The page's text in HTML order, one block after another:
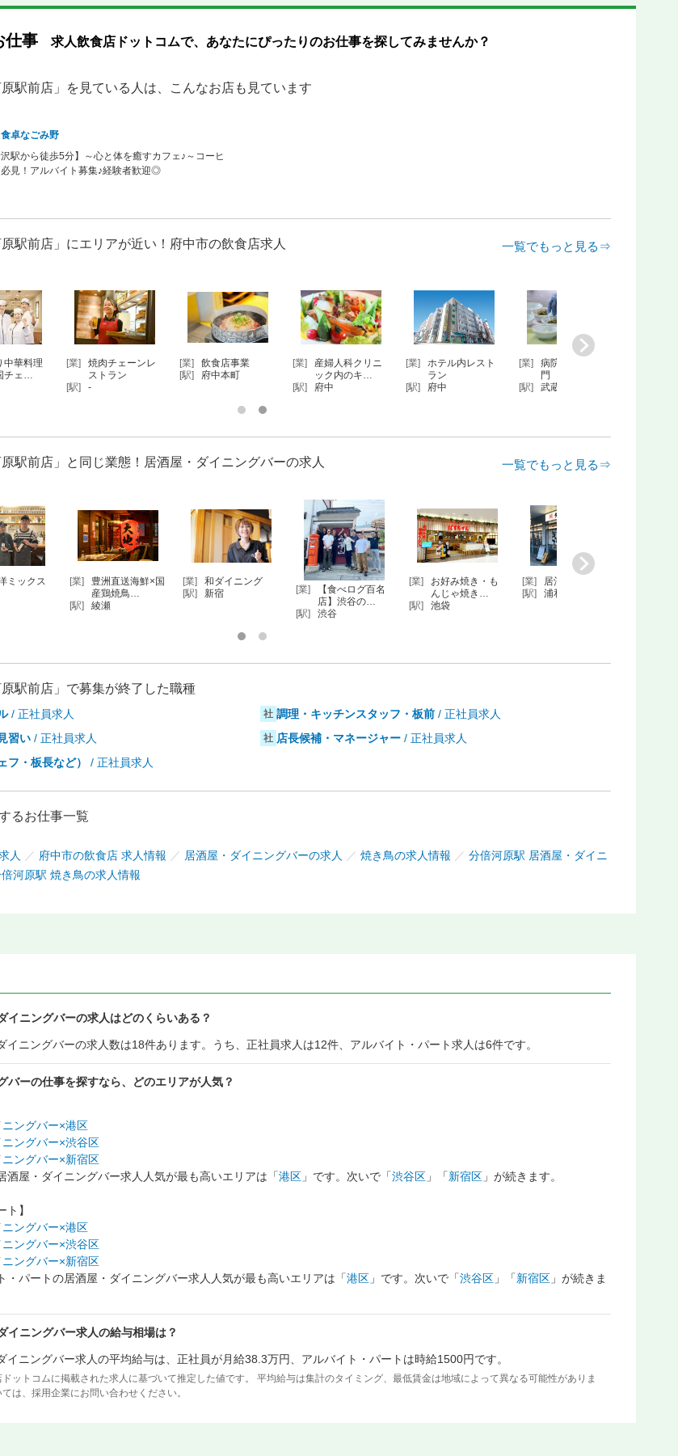
仕事 求人飲食店ドットコムで、あなたにぴったりのお仕事を探してみませんか？
原駅前店」を見ている人は、こんなお店も見ています
卓なごみ野
沢駅から徒歩5分】～心と体を癒すカフェ♪～コーヒ
見！アルバイト募集♪経験者歓迎◎
原駅前店」にエリアが近い！府中市の飲食店求人 一覧でもっと見る⇒
の調理部
台
[業]
毎日子ども食堂
も開催する…
[駅]
府中
[業]
ラーメン・つけ
麺専門店
[業]
ダイニングバ
ー・居酒屋・…
[駅]
府中
[業]
和定食チェーン
（大戸屋）
[駅]
府中
[業]
手作り中華料理
の全国チェ…
[駅]
-
原駅前店」と同じ業態！居酒屋・ダイニングバーの求人 一覧でもっと見る⇒
[業]
ビール特化の居
酒屋
[駅]
中野
[業]
良心的大衆酒場
[駅]
高円寺
[業]
朝：ホテルの朝
食ビュッ／…
浜松町
[業]
舞踊・お座敷遊
びを体験で…
[駅]
新橋
[業]
和・洋ミックス
バル
原駅前店」で募集が終了した職種
/ 正社員求人 社 調理・キッチンスタッフ・板前 / 正社員求人
習い / 正社員求人 社 店長候補・マネージャー / 正社員求人
フ・板長など） / 正社員求人
るお仕事一覧
人 ／ 府中市の飲食店 求人情報 ／ 居酒屋・ダイニングバーの求人 ／ 焼き鳥の求人情報 ／ 分倍河原駅 居酒屋・ダイニ
河原駅 焼き鳥の求人情報
イニングバーの求人はどのくらいある？
イニングバーの求人数は18件あります。うち、正社員求人は12件、アルバイト・パート求人は6件です。
バーの仕事を探すなら、どのエリアが人気？
ングバー×港区
ングバー×渋谷区
ングバー×新宿区
酒屋・ダイニングバー求人人気が最も高いエリアは「港区 」です。次いで「渋谷区 」「新宿区 」が続きます。
ト】
ングバー×港区
ングバー×渋谷区
ングバー×新宿区
・パートの居酒屋・ダイニングバー求人人気が最も高いエリアは「港区 」です。次いで「渋谷区 」「新宿区 」が続きま
イニングバー求人の給与相場は？
イニングバー求人の平均給与は、正社員が月給38.3万円、アルバイト・パートは時給1500円です。
ットコムに掲載された求人に基づいて推定した値です。 平均給与は集計のタイミング、最低賃金は地域によって異なる可能性がありま
は、採用企業にお問い合わせください。